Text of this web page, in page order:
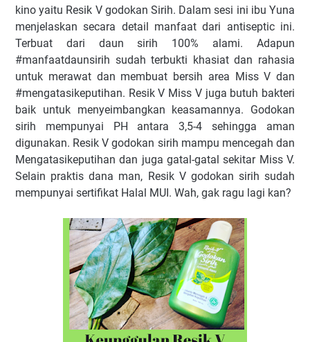
kino yaitu Resik V godokan Sirih. Dalam sesi ini ibu Yuna
menjelaskan secara detail manfaat dari antiseptic ini.
Terbuat dari daun sirih 100% alami. Adapun
#manfaatdaunsirih sudah terbukti khasiat dan rahasia
untuk merawat dan membuat bersih area Miss V dan
#mengatasikeputihan. Resik V Miss V juga butuh bakteri
baik untuk menyeimbangkan keasamannya. Godokan
sirih mempunyai PH antara 3,5-4 sehingga aman
digunakan. Resik V godokan sirih mampu mencegah dan
Mengatasikeputihan dan juga gatal-gatal sekitar Miss V.
Selain praktis dana man, Resik V godokan sirih sudah
mempunyai sertifikat Halal MUI. Wah, gak ragu lagi kan?